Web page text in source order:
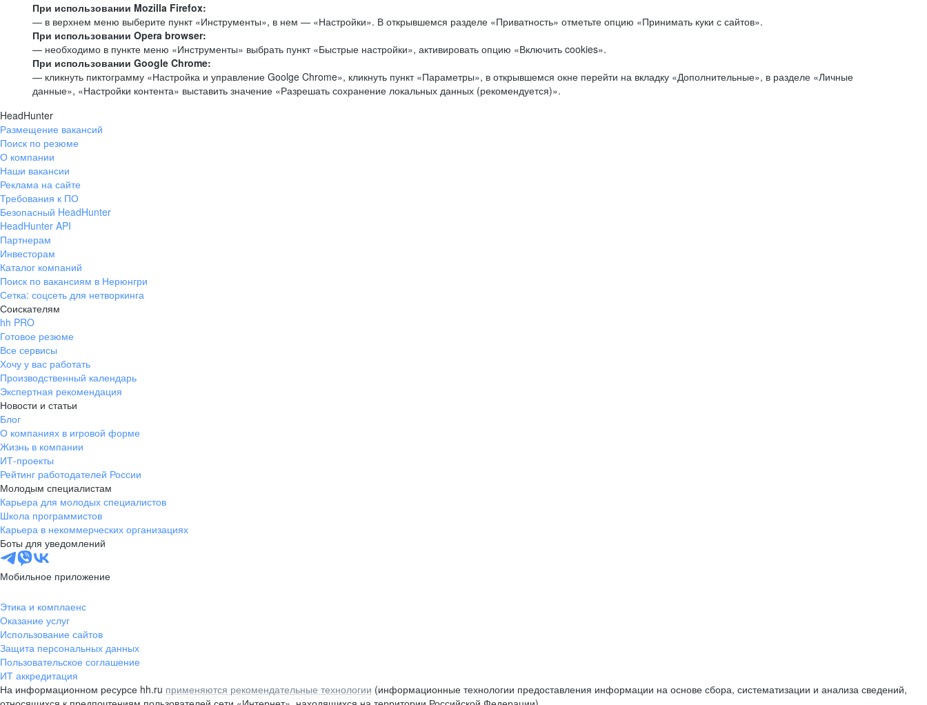
При использовании Mozilla Firefox:
— в верхнем меню выберите пункт «Инструменты», в нем — «Настройки». В открывшемся разделе «Приватность» отметьте опцию «Принимать куки с сайтов».
При использовании Opera browser:
— необходимо в пункте меню «Инструменты» выбрать пункт «Быстрые настройки», активировать опцию «Включить cookies».
При использовании Google Chrome:
— кликнуть пиктограмму «Настройка и управление Goolge Chrome», кликнуть пункт «Параметры», в открывшемся окне перейти на вкладку «Дополнительные», в разделе «Личные
данные», «Настройки контента» выставить значение «Разрешать сохранение локальных данных (рекомендуется)».
HeadHunter
Размещение вакансий
Поиск по резюме
О компании
Наши вакансии
Реклама на сайте
Требования к ПО
Безопасный HeadHunter
HeadHunter API
Партнерам
Инвесторам
Каталог компаний
Поиск по вакансиям в Нерюнгри
Сетка: соцсеть для нетворкинга
Соискателям
hh PRO
Готовое резюме
Все сервисы
Хочу у вас работать
Производственный календарь
Экспертная рекомендация
Новости и статьи
Блог
О компаниях в игровой форме
Жизнь в компании
ИТ-проекты
Рейтинг работодателей России
Молодым специалистам
Карьера для молодых специалистов
Школа программистов
Карьера в некоммерческих организациях
Боты для уведомлений
Мобильное приложение
Этика и комплаенс
Оказание услуг
Использование сайтов
Защита персональных данных
Пользовательское соглашение
ИТ аккредитация
На информационном ресурсе hh.ru применяются рекомендательные технологии (информационные технологии предоставления информации на основе сбора, систематизации и анализа сведений,